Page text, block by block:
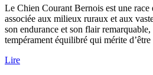
Le Chien Courant Bernois est une race
associée aux milieux ruraux et aux
son endurance et son flair remarquable,
tempérament équilibré qui mérite
Lire